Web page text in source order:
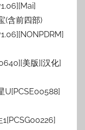
(含前四部)
美版][汉化]
U[PCSE00588]